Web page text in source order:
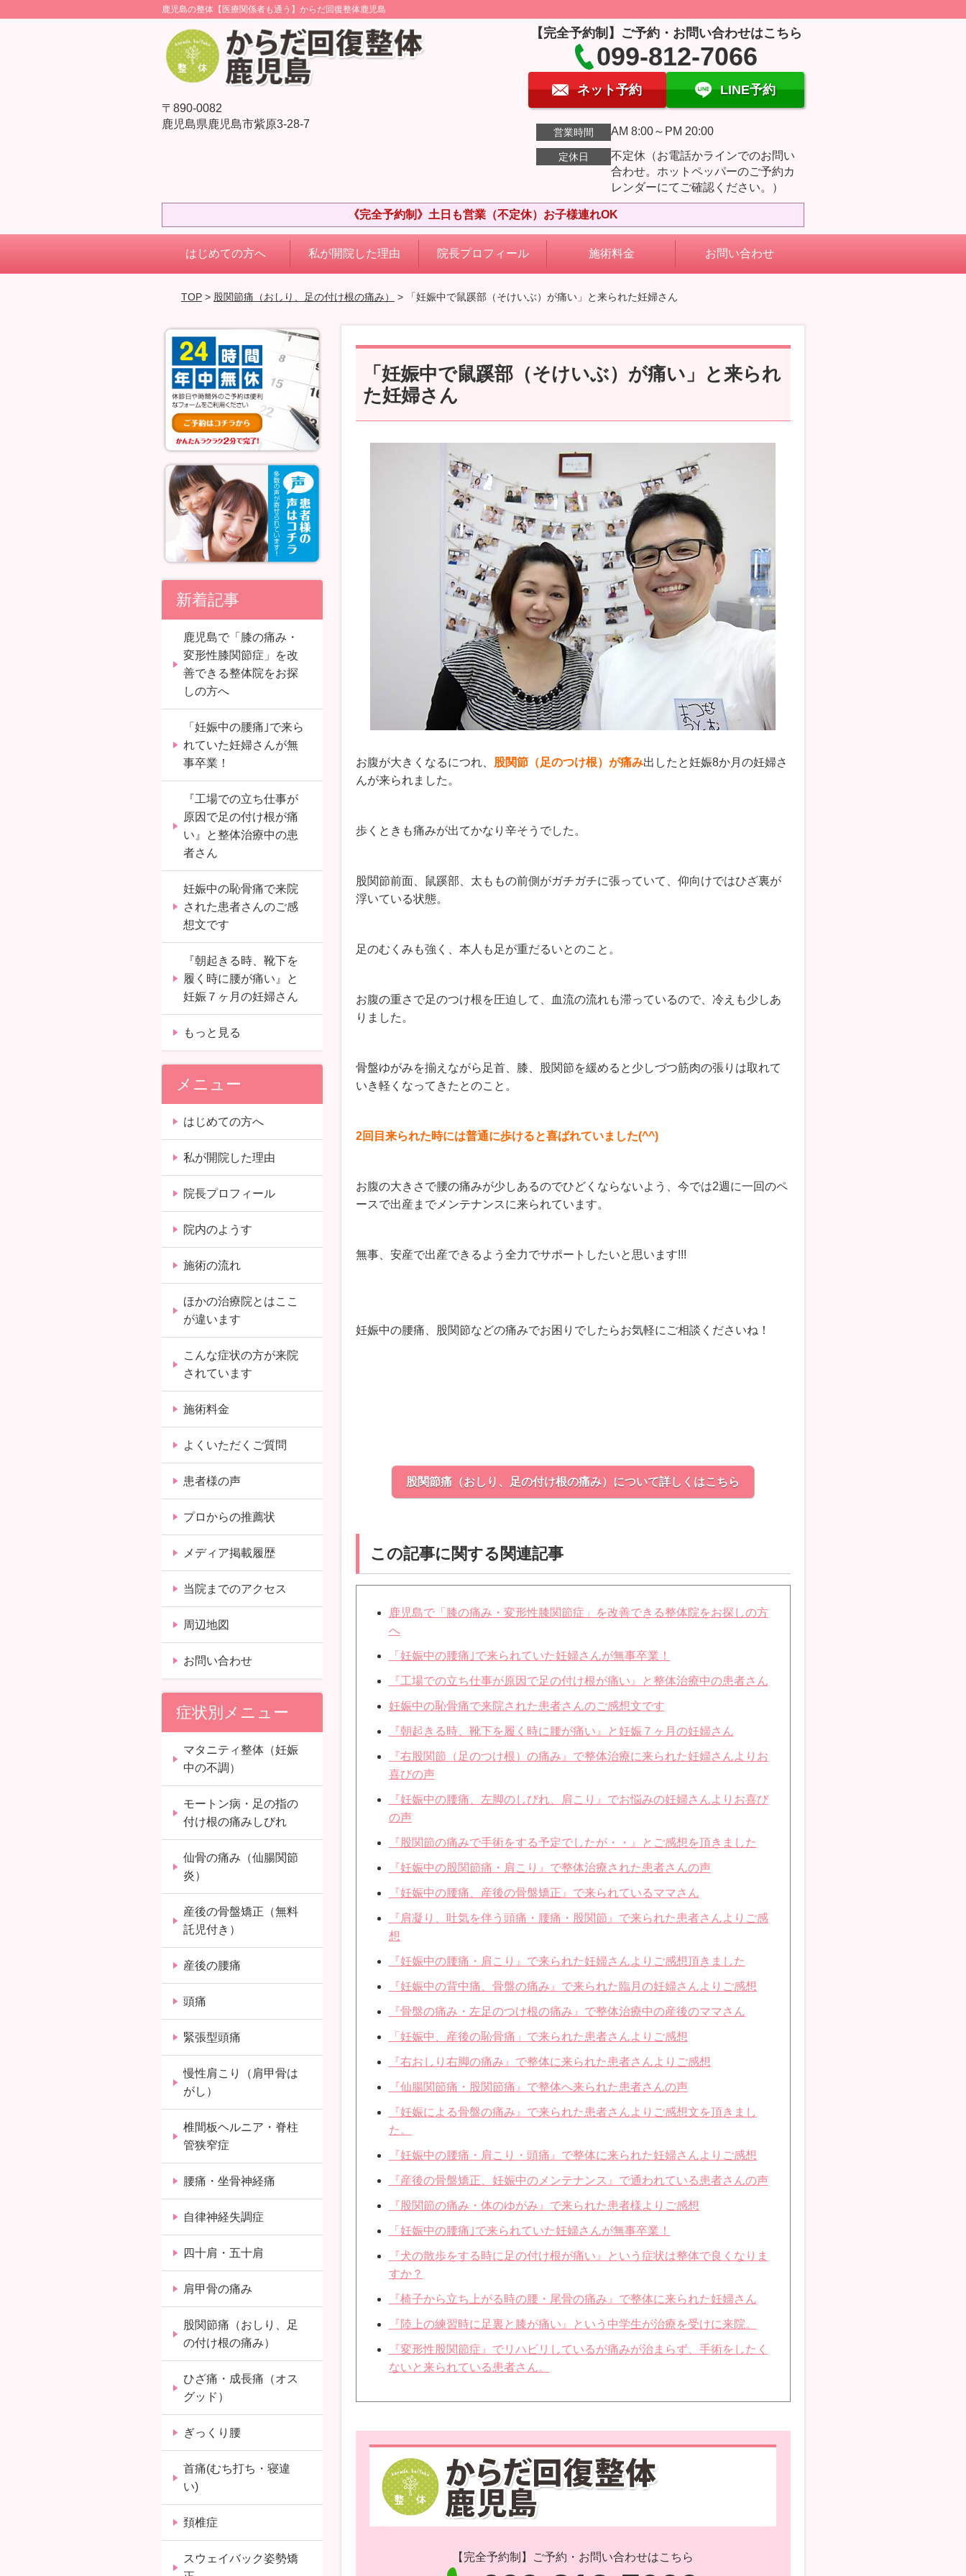
鹿児島の整体【医療関係者も通う】からだ回復整体鹿児島
〒890-0082
鹿児島県鹿児島市紫原3-28-7
【完全予約制】ご予約・お問い合わせはこちら
099-812-7066
ネット予約 LINE予約
営業時間 AM 8:00～PM 20:00
定休日
不定休（お電話かラインでのお問い
合わせ。ホットペッパーのご予約カ
レンダーにてご確認ください。）
《完全予約制》土日も営業（不定休）お子様連れOK
はじめての方へ 私が開院した理由 院長プロフィール 施術料金 お問い合わせ
TOP> 股関節痛（おしり、足の付け根の痛み） > 「妊娠中で鼠蹊部（そけいぶ）が痛い」と来られた妊婦さん
「妊娠中で鼠蹊部（そけいぶ）が痛い」と来られ
た妊婦さん
お腹が大きくなるにつれ、 股関節（足のつけ根）が痛み出したと妊娠8か月の妊婦さ
んが来られました。
歩くときも痛みが出てかなり辛そうでした。
股関節前面、鼠蹊部、太ももの前側がガチガチに張っていて、仰向けではひざ裏が
浮いている状態。
足のむくみも強く、本人も足が重だるいとのこと。
お腹の重さで足のつけ根を圧迫して、血流の流れも滞っているので、冷えも少しあ
りました。
骨盤ゆがみを揃えながら足首、膝、股関節を緩めると少しづつ筋肉の張りは取れて
いき軽くなってきたとのこと。
2回目来られた時には普通に歩けると喜ばれていました(^^)
お腹の大きさで腰の痛みが少しあるのでひどくならないよう、今では2週に一回のペ
ースで出産までメンテナンスに来られています。
無事、安産で出産できるよう全力でサポートしたいと思います!!!
妊娠中の腰痛、股関節などの痛みでお困りでしたらお気軽にご相談くださいね！
股関節痛（おしり、足の付け根の痛み）について詳しくはこちら
この記事に関する関連記事
鹿児島で「膝の痛み・変形性膝関節症」を改善できる整体院をお探しの方
へ
「妊娠中の腰痛｣で来られていた妊婦さんが無事卒業！
『工場での立ち仕事が原因で足の付け根が痛い』と整体治療中の患者さん
妊娠中の恥骨痛で来院された患者さんのご感想文です
『朝起きる時、靴下を履く時に腰が痛い』と妊娠７ヶ月の妊婦さん
『右股関節（足のつけ根）の痛み』で整体治療に来られた妊婦さんよりお
喜びの声
『妊娠中の腰痛、左脚のしびれ、肩こり』でお悩みの妊婦さんよりお喜び
の声
『股関節の痛みで手術をする予定でしたが・・』とご感想を頂きました
『妊娠中の股関節痛・肩こり』で整体治療された患者さんの声
『妊娠中の腰痛、産後の骨盤矯正』で来られているママさん
『肩凝り、吐気を伴う頭痛・腰痛・股関節』で来られた患者さんよりご感
想
『妊娠中の腰痛・肩こり』で来られた妊婦さんよりご感想頂きました
『妊娠中の背中痛、骨盤の痛み』で来られた臨月の妊婦さんよりご感想
『骨盤の痛み・左足のつけ根の痛み』で整体治療中の産後のママさん
「妊娠中、産後の恥骨痛」で来られた患者さんよりご感想
『右おしり右脚の痛み』で整体に来られた患者さんよりご感想
『仙腸関節痛・股関節痛』で整体へ来られた患者さんの声
『妊娠による骨盤の痛み』で来られた患者さんよりご感想文を頂きまし
た。
『妊娠中の腰痛・肩こり・頭痛』で整体に来られた妊婦さんよりご感想
『産後の骨盤矯正、妊娠中のメンテナンス』で通われている患者さんの声
『股関節の痛み・体のゆがみ』で来られた患者様よりご感想
「妊娠中の腰痛｣で来られていた妊婦さんが無事卒業！
『犬の散歩をする時に足の付け根が痛い』という症状は整体で良くなりま
すか？
『椅子から立ち上がる時の腰・尾骨の痛み』で整体に来られた妊婦さん
『陸上の練習時に足裏と膝が痛い』という中学生が治療を受けに来院。
『変形性股関節症』でリハビリしているが痛みが治まらず、手術をしたく
ないと来られている患者さん。
【完全予約制】ご予約・お問い合わせはこちら
新着記事
鹿児島で「膝の痛み・
変形性膝関節症」を改
善できる整体院をお探
しの方へ
「妊娠中の腰痛｣で来ら
れていた妊婦さんが無
事卒業！
『工場での立ち仕事が
原因で足の付け根が痛
い』と整体治療中の患
者さん
妊娠中の恥骨痛で来院
された患者さんのご感
想文です
『朝起きる時、靴下を
履く時に腰が痛い』と
妊娠７ヶ月の妊婦さん
もっと見る
メニュー
はじめての方へ
私が開院した理由
院長プロフィール
院内のようす
施術の流れ
ほかの治療院とはここ
が違います
こんな症状の方が来院
されています
施術料金
よくいただくご質問
患者様の声
プロからの推薦状
メディア掲載履歴
当院までのアクセス
周辺地図
お問い合わせ
症状別メニュー
マタニティ整体（妊娠
中の不調）
モートン病・足の指の
付け根の痛みしびれ
仙骨の痛み（仙腸関節
炎）
産後の骨盤矯正（無料
託児付き）
産後の腰痛
頭痛
緊張型頭痛
慢性肩こり（肩甲骨は
がし）
椎間板ヘルニア・脊柱
管狭窄症
腰痛・坐骨神経痛
自律神経失調症
四十肩・五十肩
肩甲骨の痛み
股関節痛（おしり、足
の付け根の痛み）
ひざ痛・成長痛（オス
グッド）
ぎっくり腰
首痛(むち打ち・寝違
い)
頚椎症
スウェイバック姿勢矯